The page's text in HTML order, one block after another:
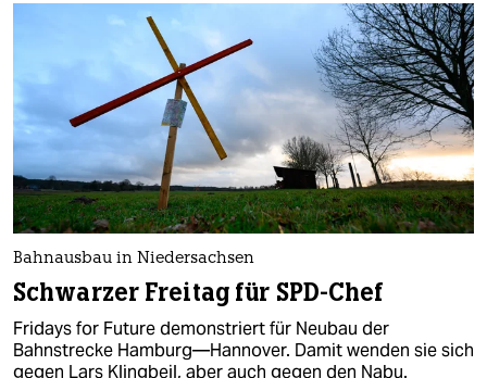
Bahnausbau in Niedersachsen
Schwarzer Freitag für SPD-Chef
Fridays for Future demonstriert für Neubau der
Bahnstrecke Hamburg—Hannover. Damit wenden sie sich
gegen Lars Klingbeil, aber auch gegen den Nabu.